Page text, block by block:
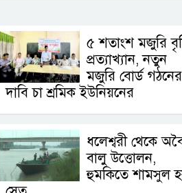
৫ শতাংশ মজুরি
প্রত্যাখ্যান, নতুন
মজুরি বোর্ড গঠনের
দাবি চা শ্রমিক ইউনিয়নের
ধলেশ্বরী থেকে
বালু উত্তোলন,
হুমকিতে শামসুল